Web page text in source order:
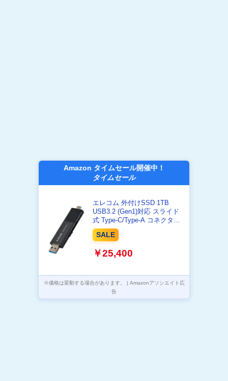
Amazon タイムセール開催中！
タイムセール
エレコム 外付けSSD 1TB
USB3.2 (Gen1)対応 スライド
式 Type-C/Type-A コネクタ
iPhone/iPad 対応 ブラック
ESD-EAWB1000GBK
SALE
￥25,400
※価格は変動する場合があります。 | Amazonアソシエイト広
告